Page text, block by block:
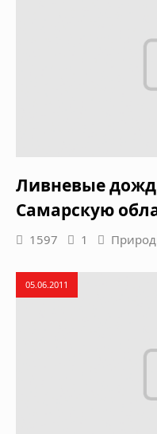
Ливневые
Самарскую
1597 1
05.06.2011